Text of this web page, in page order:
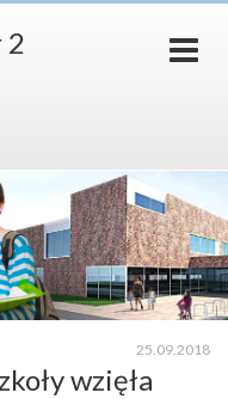
2
25.09.2018
wzięła